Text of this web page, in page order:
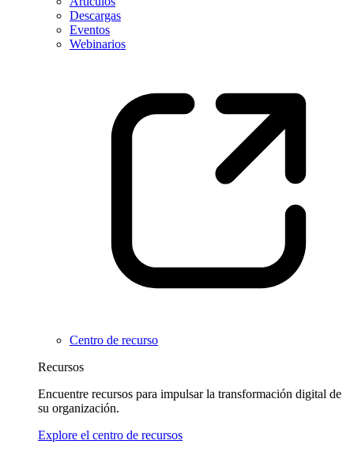
Descargas
Eventos
Webinarios
Centro de recurso
Recursos
Encuentre recursos para impulsar la transformación digital de
su organización.
Explore el centro de recursos